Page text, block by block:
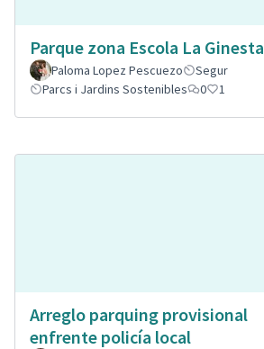
Parque zona Escola La Ginesta
Paloma Lopez Pescuezo
Segur
Parcs i Jardins Sostenibles
0 1
Arreglo parquing provisional
enfrente policía local